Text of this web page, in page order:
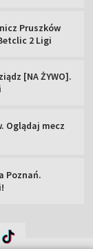
Pruszków
2 Ligi
[NA ŻYWO].
Oglądaj mecz
Poznań.